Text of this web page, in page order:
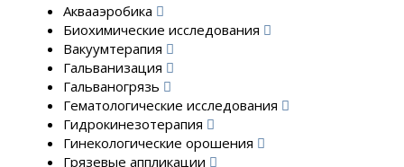
Аквааэробика
Биохимические исследования
Вакуумтерапия
Гальванизация
Гальваногрязь
Гематологические исследования
Гидрокинезотерапия
Гинекологические орошения
Грязевые аппликации